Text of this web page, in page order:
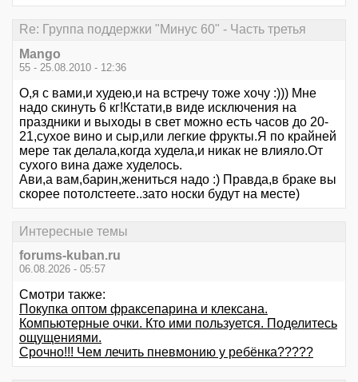
Re: Группа поддержки "Минус 60" - Часть третья
Mango
55 - 25.08.2010 - 12:36
О,я с вами,и худею,и на встречу тоже хочу :))) Мне
надо скинуть 6 кг!Кстати,в виде исключения на
праздники и выходы в свет можно есть часов до 20-
21,сухое вино и сыр,или легкие фрукты.Я по крайней
мере так делала,когда худела,и никак не влияло.От
сухого вина даже худелось.
Ави,а вам,барин,жениться надо :) Правда,в браке вы
скорее потолстеете..зато носки будут на месте)
Интересные темы
forums-kuban.ru
06.08.2026 - 05:57
Смотри также:
Покупка оптом фраксепарина и клексана.
Компьютерные очки. Кто ими пользуется. Поделитесь
ощущениями.
Срочно!!! Чем лечить пневмонию у ребёнка?????